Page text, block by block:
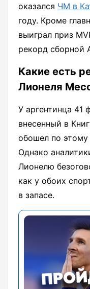
оказался ЧМ в
году. Кроме
выиграл приз
рекорд сборной
Какие есть
Лионеля
У аргентинца 41
внесенный в
обошел по этому
Однако
Лионелю
как у обоих
в запасе.